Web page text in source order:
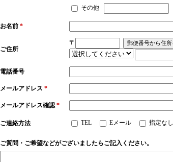
その他
お名前 *
ご住所
〒
電話番号
メールアドレス *
メールアドレス確認*
ご連絡方法 TEL Eメール 指定なし
ご質問・ご希望などがございましたらご記入ください。